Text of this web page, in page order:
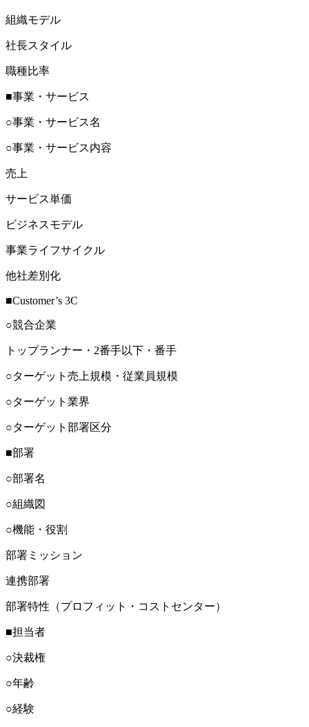
組織モデル
社長スタイル
職種比率
■事業・サービス
○事業・サービス名
○事業・サービス内容
売上
サービス単価
ビジネスモデル
事業ライフサイクル
他社差別化
■Customer’s 3C
○競合企業
トップランナー・2番手以下・番手
○ターゲット売上規模・従業員規模
○ターゲット業界
○ターゲット部署区分
■部署
○部署名
○組織図
○機能・役割
部署ミッション
連携部署
部署特性（プロフィット・コストセンター）
■担当者
○決裁権
○年齢
○経験